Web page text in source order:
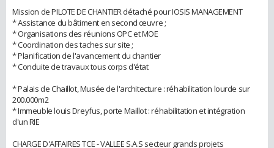
Mission de PILOTE DE CHANTIER détaché pour IOSIS MANAGEMENT
* Assistance du bâtiment en second œuvre ;
* Organisations des réunions OPC et MOE
* Coordination des taches sur site ;
* Planification de l'avancement du chantier
* Conduite de travaux tous corps d'état
* Palais de Chaillot, Musée de l'architecture : réhabilitation lourde sur
200.000m2
* Immeuble louis Dreyfus, porte Maillot : réhabilitation et intégration
d'un RIE
CHARGE D'AFFAIRES TCE - VALLEE S.A.S secteur grands projets